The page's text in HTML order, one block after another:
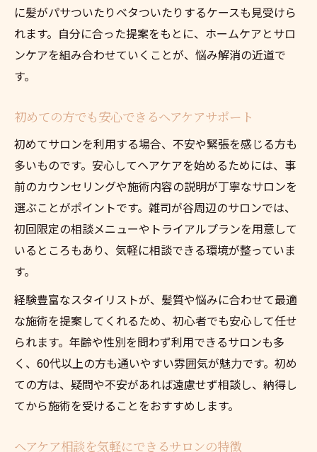
に髪がパサついたりベタついたりするケースも見受けら
れます。自分に合った提案をもとに、ホームケアとサロ
ンケアを組み合わせていくことが、悩み解消の近道で
す。
初めての方でも安心できるヘアケアサポート
初めてサロンを利用する場合、不安や緊張を感じる方も
多いものです。安心してヘアケアを始めるためには、事
前のカウンセリングや施術内容の説明が丁寧なサロンを
選ぶことがポイントです。雑司が谷周辺のサロンでは、
初回限定の相談メニューやトライアルプランを用意して
いるところもあり、気軽に相談できる環境が整っていま
す。
経験豊富なスタイリストが、髪質や悩みに合わせて最適
な施術を提案してくれるため、初心者でも安心して任せ
られます。年齢や性別を問わず利用できるサロンも多
く、60代以上の方も通いやすい雰囲気が魅力です。初め
ての方は、疑問や不安があれば遠慮せず相談し、納得し
てから施術を受けることをおすすめします。
ヘアケア相談を気軽にできるサロンの特徴